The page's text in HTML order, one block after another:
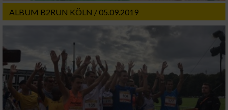
ALBUM B2RUN KÖLN / 05.09.2019